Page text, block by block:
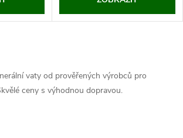
vaty od prověřených výrobců pro
ceny s výhodnou dopravou.